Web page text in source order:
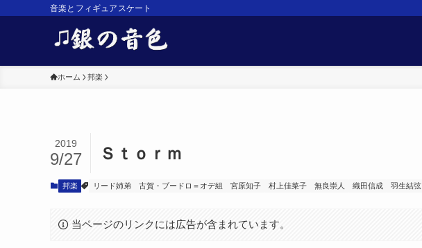
音楽とフィギュアスケート
ホーム 邦楽
Ｓｔｏｒｍ
2019
9/27
邦楽 リード姉弟 古賀・ブードロ＝オデ組 宮原知子 村上佳菜子 無良崇人 織田信成 羽生結弦
当ページのリンクには広告が含まれています。